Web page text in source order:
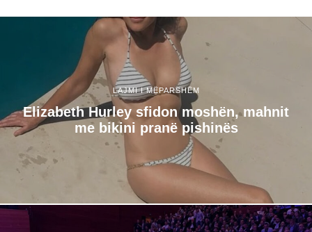
LAJMI I MËPARSHËM
Elizabeth Hurley sfidon moshën, mahnit
me bikini pranë pishinës